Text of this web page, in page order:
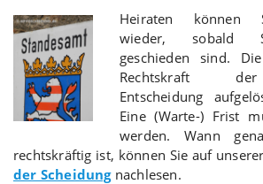
Heiraten können
wieder, sobald
geschieden sind.
Rechtskraft
Entscheidung
Eine (Warte-) Frist
werden. Wann
rechtskräftig ist, können Sie auf
der Scheidungnachlesen.